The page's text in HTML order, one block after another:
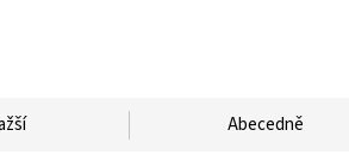
Abecedně